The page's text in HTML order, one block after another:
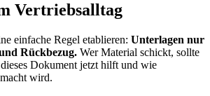
Vertriebsalltag
einfache Regel etablieren: Unterlagen nur
Rückbezug. Wer Material schickt, sollte
Dokument jetzt hilft und wie
wird.